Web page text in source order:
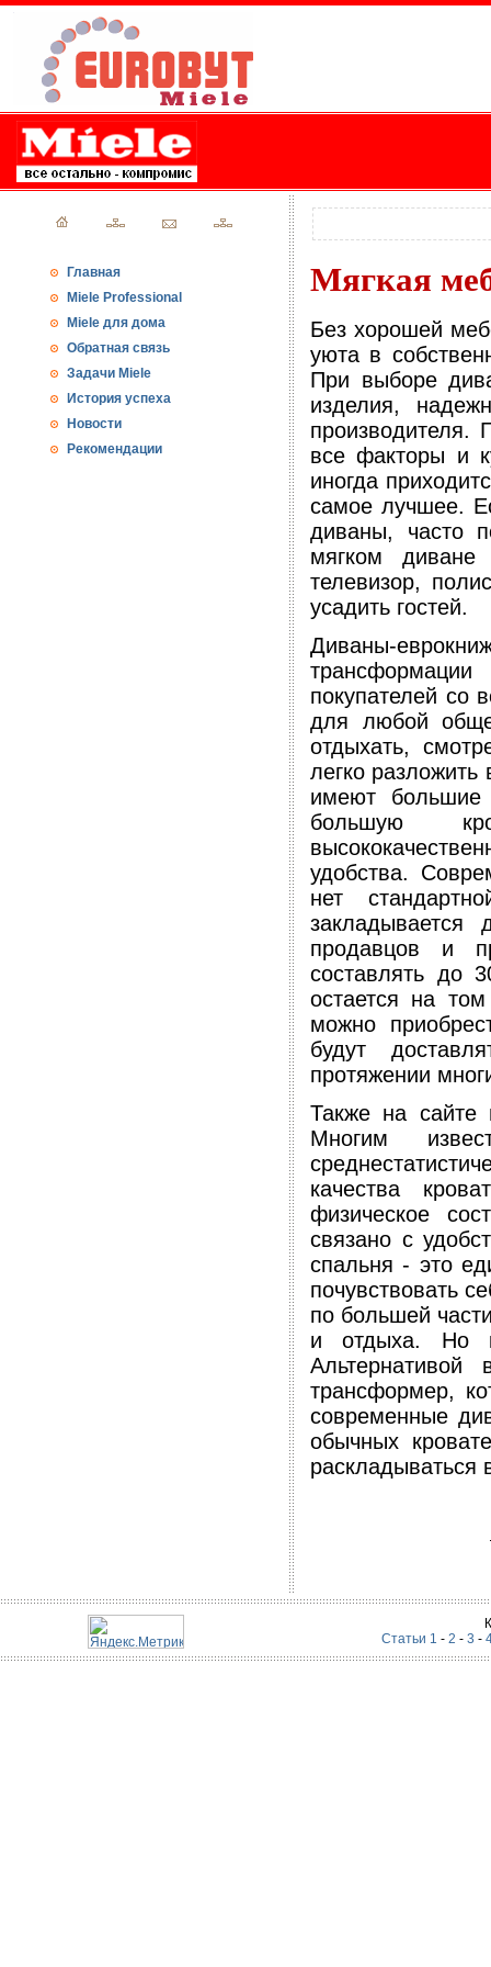
Главная
Miele Professional
Miele для дома
Обратная связь
Задачи Miele
История успеха
Новости
Рекомендации
Мягкая
Без хорошей
уюта в
При выборе
изделия,
производителя.
все факторы и
иногда
самое лучшее.
диваны, часто
мягком
телевизор,
усадить гостей.
Диваны-
покупателей со
для любой
отдыхать,
легко
имеют большие
большую
удобства.
нет
закладывается
продавцов и
составлять до
остается на
можно
будут
протяжении
Также на сайте
Многим
качества
физическое
связано с
спальня - это
почувствовать
по большей
и отдыха. Но
Альтернативой
трансформер,
современные
обычных
раскладываться
Статьи 1 - 2 - 3 -